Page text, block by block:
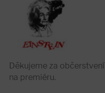
Děkujeme za občerstvení
na premiéru.